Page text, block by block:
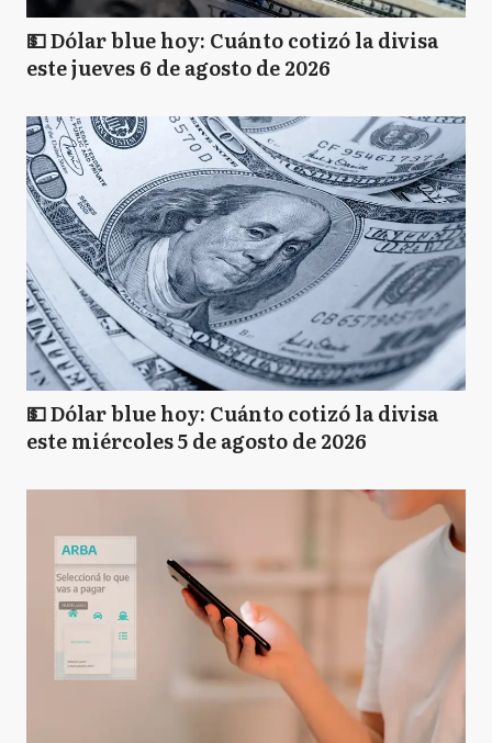
💵 Dólar blue hoy: Cuánto cotizó la divisa
este jueves 6 de agosto de 2026
💵 Dólar blue hoy: Cuánto cotizó la divisa
este miércoles 5 de agosto de 2026